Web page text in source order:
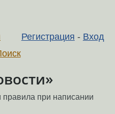
Регистрация - Вход
правила при написании